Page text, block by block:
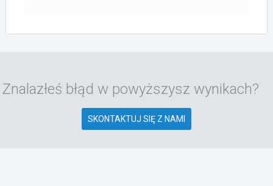
Znalazłeś błąd w powyższysz wynikach?
SKONTAKTUJ SIĘ Z NAMI